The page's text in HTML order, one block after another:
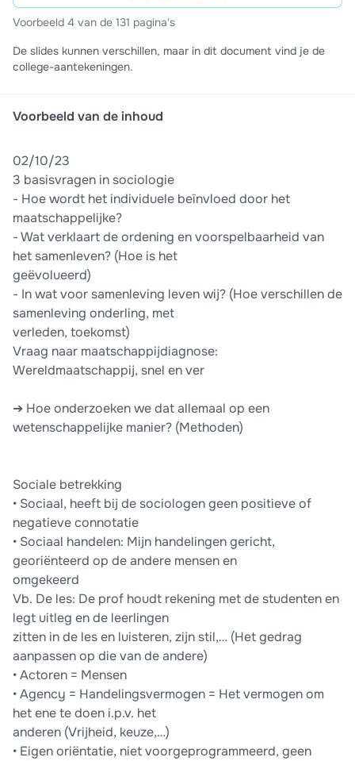
Voorbeeld 4 van de 131 pagina's
De slides kunnen verschillen, maar in dit document vind je de
college-aantekeningen.
Voorbeeld van de inhoud
02/10/23
3 basisvragen in sociologie
- Hoe wordt het individuele beïnvloed door het
maatschappelijke?
- Wat verklaart de ordening en voorspelbaarheid van
het samenleven? (Hoe is het
geëvolueerd)
- In wat voor samenleving leven wij? (Hoe verschillen de
samenleving onderling, met
verleden, toekomst)
Vraag naar maatschappijdiagnose:
Wereldmaatschappij, snel en ver
➔ Hoe onderzoeken we dat allemaal op een
wetenschappelijke manier? (Methoden)
Sociale betrekking
• Sociaal, heeft bij de sociologen geen positieve of
negatieve connotatie
• Sociaal handelen: Mijn handelingen gericht,
georiënteerd op de andere mensen en
omgekeerd
Vb. De les: De prof houdt rekening met de studenten en
legt uitleg en de leerlingen
zitten in de les en luisteren, zijn stil,… (Het gedrag
aanpassen op die van de andere)
• Actoren = Mensen
• Agency = Handelingsvermogen = Het vermogen om
het ene te doen i.p.v. het
anderen (Vrijheid, keuze,…)
• Eigen oriëntatie, niet voorgeprogrammeerd, geen